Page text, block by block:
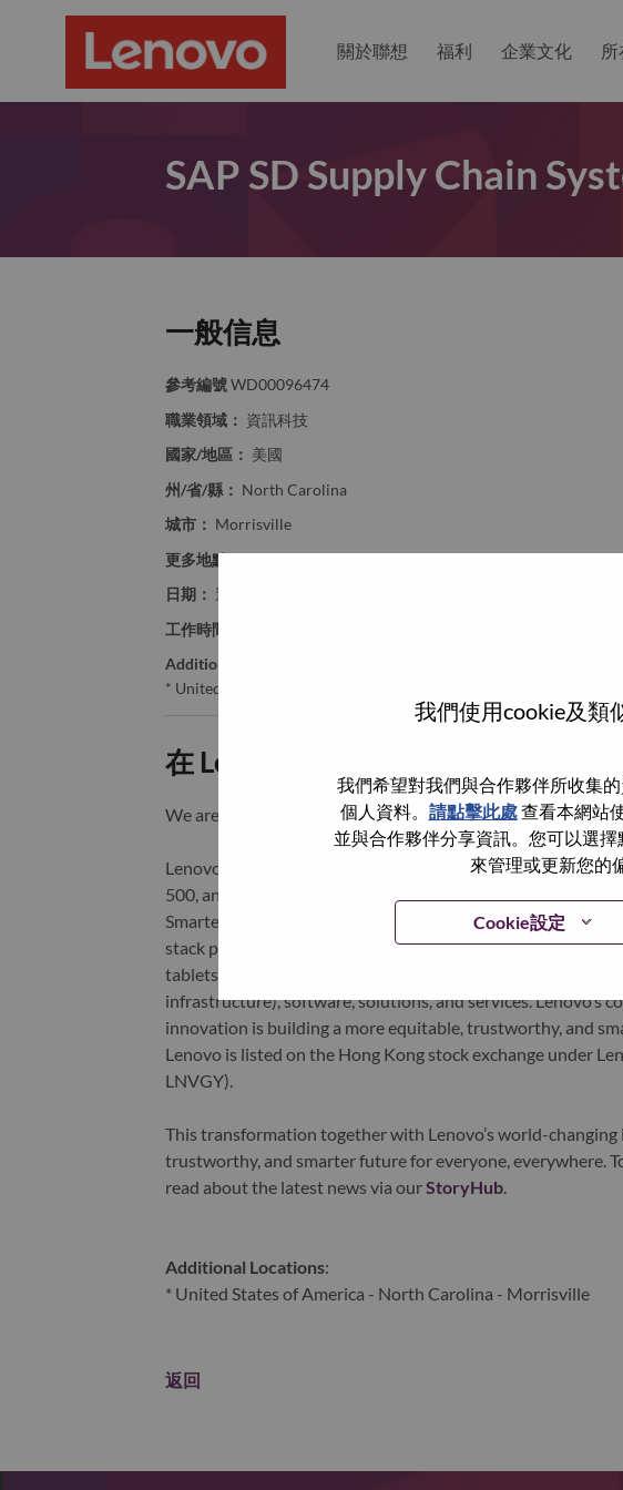
我們使用cookie及類
我們希望對我們與合作夥伴所收集
個人資料。 請點擊此處查看本網站
並與合作夥伴分享資訊。您可以選
來管理或更新您的
Cookie設定
關於聯想 福利 企業文化
SAP SD Supply Chain
一般信息
參考編號 WD00096474
職業領域： 資訊科技
國家/地區： 美國
州/省/縣： North Carolina
城市： Morrisville
更多地點：United States of America
日期： 週三, 五月 20, 2026
工作時間：
Additional Locations
* United States of America - North Carolina - Morrisville
在 Lenovo 工作的好處
We are Lenovo. We do what we say. We own what we do.
Lenovo is a US$83 billion revenue global technology
500, and serving millions of customers every day in 180
Smarter Technology for All, Lenovo has built on its success
stack portfolio of AI-enabled, AI-ready, and AI-optimized
tablets), infrastructure (server, storage, edge, high
infrastructure), software, solutions, and services. Lenovo’s
innovation is building a more equitable, trustworthy, and
Lenovo is listed on the Hong Kong stock exchange under
LNVGY).
This transformation together with Lenovo’s world-
trustworthy, and smarter future for everyone, everywhere.
read about the latest news via our StoryHub.
Additional Locations:
* United States of America - North Carolina - Morrisville
返回